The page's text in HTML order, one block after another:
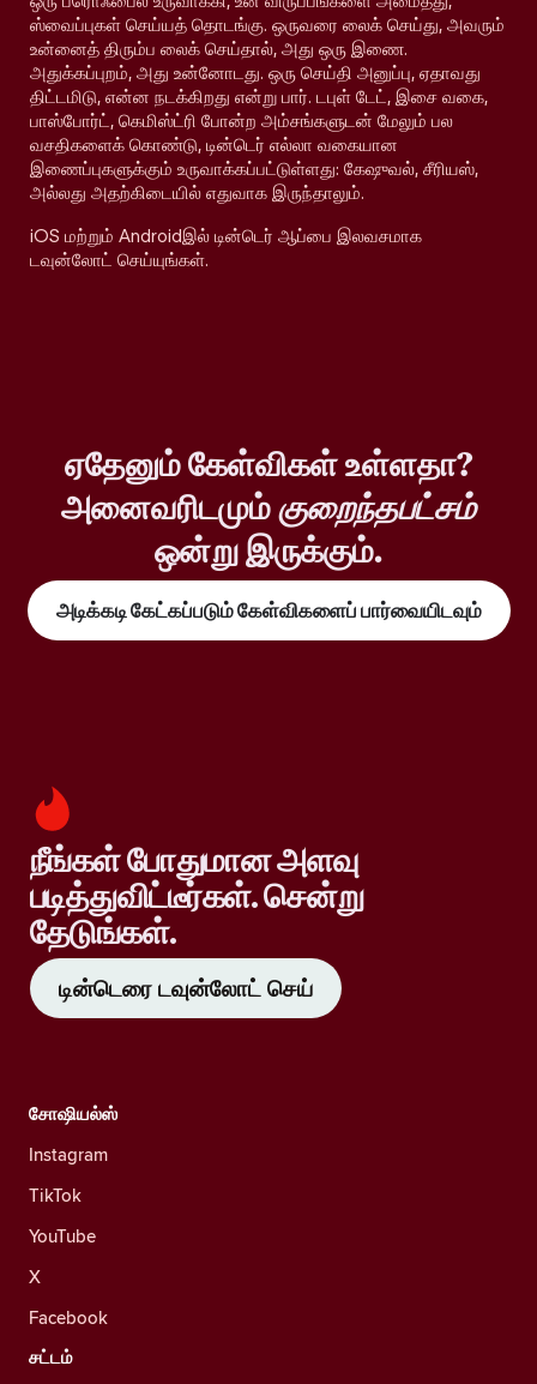
ஸ்வைப்புகள் செய்யத் தொடங்கு. ஒருவரை லைக் செய்து, அவரும்
உன்னைத் திரும்ப லைக் செய்தால், அது ஒரு இணை.
அதுக்கப்புறம், அது உன்னோடது. ஒரு செய்தி அனுப்பு, ஏதாவது
திட்டமிடு, என்ன நடக்கிறது என்று பார். டபுள் டேட், இசை வகை,
பாஸ்போர்ட், கெமிஸ்ட்ரி போன்ற அம்சங்களுடன் மேலும் பல
வசதிகளைக் கொண்டு, டின்டெர் எல்லா வகையான
இணைப்புகளுக்கும் உருவாக்கப்பட்டுள்ளது: கேஷுவல், சீரியஸ்,
அல்லது அதற்கிடையில் எதுவாக இருந்தாலும்.
iOS மற்றும் Androidஇல் டின்டெர் ஆப்பை இலவசமாக
டவுன்லோட் செய்யுங்கள்.
ஏதேனும் கேள்விகள் உள்ளதா?
அனைவரிடமும்குறைந்தபட்சம்
ஒன்று இருக்கும்.
அடிக்கடி கேட்கப்படும் கேள்விகளைப் பார்வையிடவும்
நீங்கள் போதுமான அளவு
படித்துவிட்டீர்கள். சென்று
தேடுங்கள்.
டின்டெரை டவுன்லோட் செய்
சோஷியல்ஸ்
Instagram
TikTok
YouTube
X
Facebook
சட்டம்